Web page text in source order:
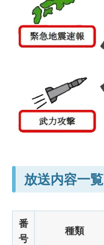
放送内容一覧
番
号
種類